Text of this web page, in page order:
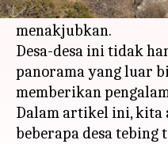
tersembunyi yang
menakjubkan.
Desa-desa ini tidak
panorama yang luar
memberikan
Dalam artikel ini, kita
beberapa desa tebing